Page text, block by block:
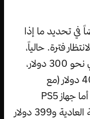
في تحديد ما إذا
فترة. حالياً،
من المفترض أن سعر PS4 العادي نحو 300 دولار،
بينما يبلغ سعر PS4 Pro نحو 400 دولار (مع
اختلافات أكيدة حسب المنطقة)، أما جهاز PS5
الجديد فسعره 499 دولار للنسخة العادية و399 دولار